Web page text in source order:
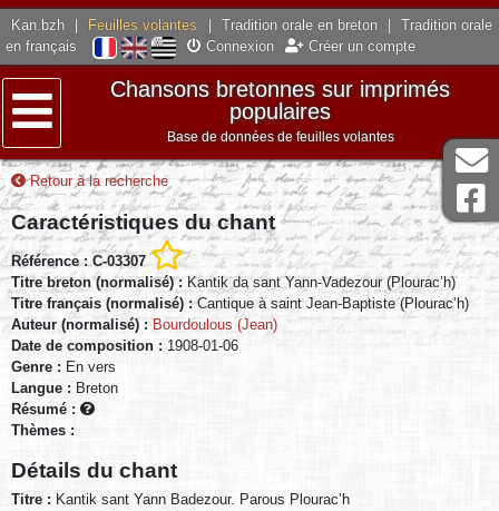
Kan.bzh Feuilles volantes Tradition orale en breton
Tradition orale
en français
Connexion Créer un compte
Menu
Chansons bretonnes sur imprimés
populaires
Base de données de feuilles volantes
Retour à la recherche
Caractéristiques du chant
Référence : C-03307
Titre breton (normalisé) :Kantik da sant Yann-Vadezour (Plourac’h)
Titre français (normalisé) :Cantique à saint Jean-Baptiste (Plourac’h)
Auteur (normalisé) : Bourdoulous (Jean)
Date de composition : 1908-01-06
Genre : En vers
Langue : Breton
Résumé :
Thèmes :
Détails du chant
Titre : Kantik sant Yann Badezour. Parous Plourac’h